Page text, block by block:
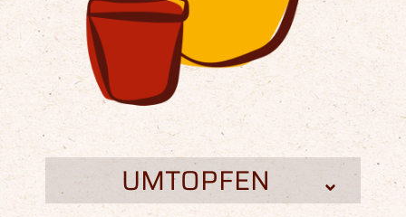
UMTOPFEN